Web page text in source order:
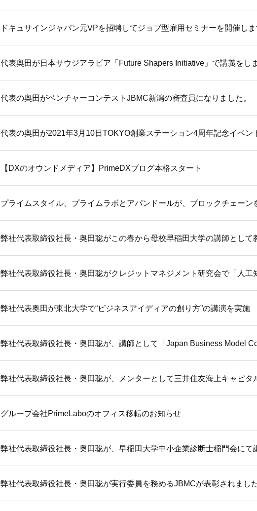
ドキュサインジャパン元VPを招聘してジョブ型雇用セミナーを開催しま
代表奥田が日本サウジアラビア「Future Shapers Initiative」で講義をし
代表の奥田がベンチャーコンテストJBMC新潟の審査員になりました。
代表の奥田が2021年3月10日TOKYO創業ステーション4周年記念イベン
【DXのオウンドメディア】PrimeDXブログ本格スタート
弊社代表取締役社長・奥田聡がこの春から母校早稲田大学の講師として
弊社代表奥田が東北大学で“ビジネスアイディアの創り方”の講演を実施
弊社代表取締役社長・奥田聡が、講師として「Japan Business Model
弊社代表取締役社長・奥田聡が、メンターとして三井住友海上キャピタ
グループ会社PrimeLaboのオフィス移転のお知らせ
弊社代表取締役社長・奥田聡が、早稲田大学中小企業診断士稲門会にて
弊社代表取締役社長・奥田聡が実行委員を務めるJBMCが表彰されまし